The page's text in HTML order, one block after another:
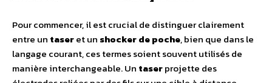
Pour commencer, il est crucial de distinguer clairement
entre un taseret un shocker de poche, bien que dans le
langage courant, ces termes soient souvent utilisés de
manière interchangeable. Un taserprojette des